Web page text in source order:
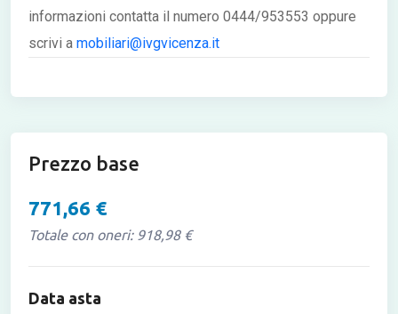
informazioni contatta il numero 0444/953553 oppure
scrivi a mobiliari@ivgvicenza.it
Prezzo base
771,66 €
Totale con oneri: 918,98 €
Data asta